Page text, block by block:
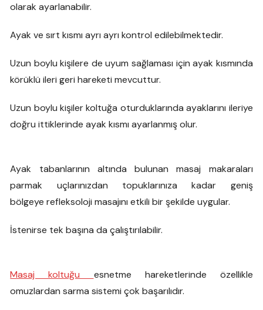
olarak ayarlanabilir.
Ayak ve sırt kısmı ayrı ayrı kontrol edilebilmektedir.
Uzun boylu kişilere de uyum sağlaması için ayak kısmında
körüklü ileri geri hareketi mevcuttur.
Uzun boylu kişiler koltuğa oturduklarında ayaklarını ileriye
doğru ittiklerinde ayak kısmı ayarlanmış olur.
Ayak tabanlarının altında bulunan masaj makaraları
parmak uçlarınızdan topuklarınıza kadar geniş
bölgeye refleksoloji masajını etkili bir şekilde uygular.
İstenirse tek başına da çalıştırılabilir.
Masaj koltuğu esnetme hareketlerinde özellikle
omuzlardan sarma sistemi çok başarılıdır.